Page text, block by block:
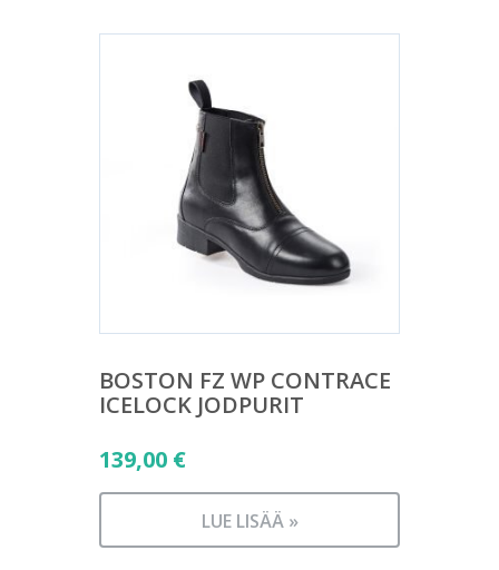
BOSTON FZ WP CONTRACE
ICELOCK JODPURIT
139,00 €
LUE LISÄÄ »